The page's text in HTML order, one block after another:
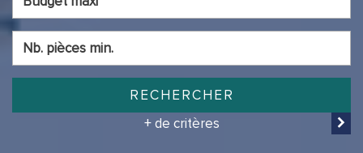
RECHERCHER
+ de critères